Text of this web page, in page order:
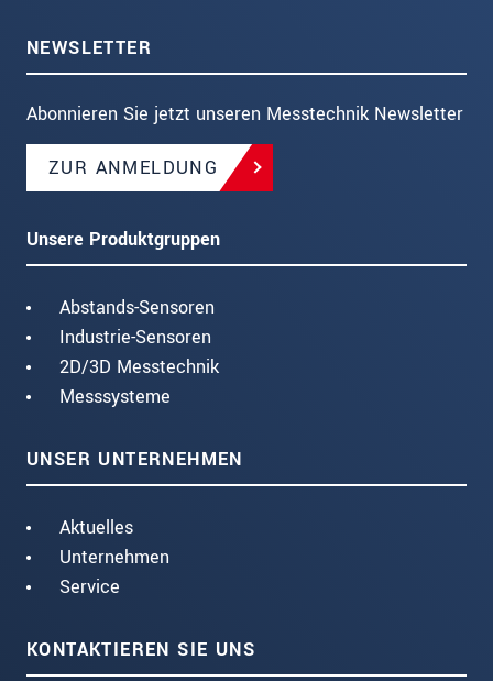
NEWSLETTER
Abonnieren Sie jetzt unseren Messtechnik Newsletter
ZUR ANMELDUNG
Unsere Produktgruppen
Abstands-Sensoren
Industrie-Sensoren
2D/3D Messtechnik
Messsysteme
UNSER UNTERNEHMEN
Aktuelles
Unternehmen
Service
KONTAKTIEREN SIE UNS